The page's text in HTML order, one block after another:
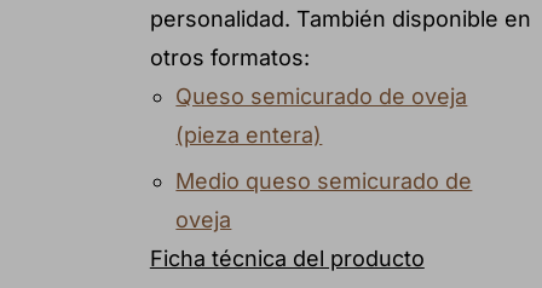
personalidad. También disponible en
otros formatos:
Queso semicurado de oveja
(pieza entera)
Medio queso semicurado de
oveja
Ficha técnica del producto